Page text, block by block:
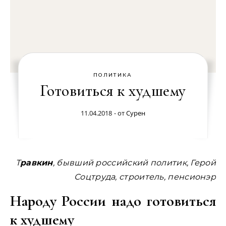
ПОЛИТИКА
Готовиться к худшему
11.04.2018 - отСурен
Травкин, бывший российский политик, Герой
Соцтруда, строитель, пенсионэр
Народу России надо готовиться
к худшему